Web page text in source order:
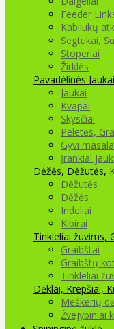
Feeder
Kabliukų
Segtukai,
Stoperiai
Žirklės
Pavadėlinės
Jaukai
Kvapai
Skysčiai
Peletės,
Gyvi
Įrankiai
Dėžės, Dėžutės,
Dėžutės
Dėžės
Indeliai
Kibirai
Tinkleliai žuvims,
Graibštai
Graibštų
Tinkleliai
Dėklai, Krepšiai,
Meškerių
Žvejybiniai